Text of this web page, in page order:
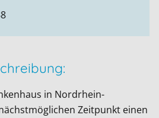
in Nordrhein-
Zeitpunkt einen